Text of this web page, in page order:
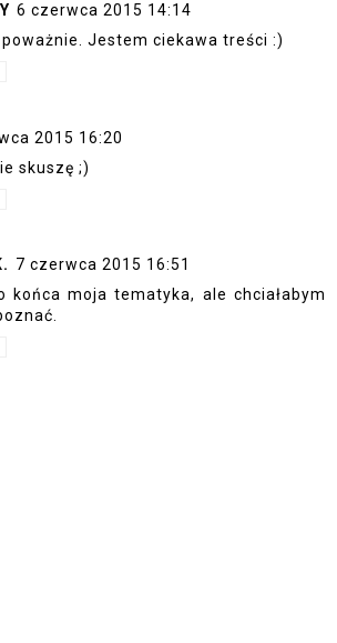
6 czerwca 2015 14:14
Jestem ciekawa treści :)
2015 16:20
skuszę ;)
7 czerwca 2015 16:51
końca moja tematyka, ale chciałabym